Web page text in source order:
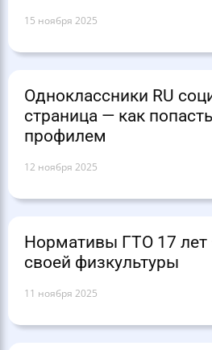
15 ноября 2025
Одноклассники RU
страница — как
профилем
12 ноября 2025
Нормативы ГТО 17 лет
своей физкультуры
11 ноября 2025